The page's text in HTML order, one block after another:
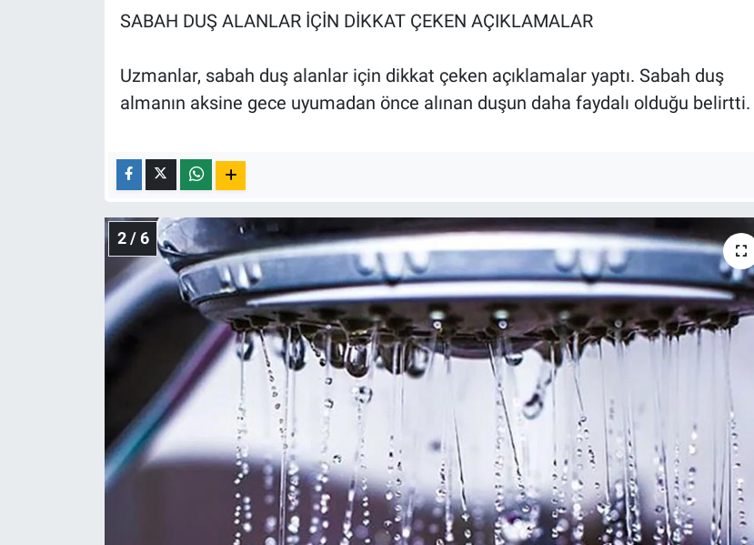
SABAH DUŞ ALANLAR İÇİN DİKKAT ÇEKEN AÇIKLAMALAR
Uzmanlar, sabah duş alanlar için dikkat çeken açıklamalar yaptı. Sabah duş
almanın aksine gece uyumadan önce alınan duşun daha faydalı olduğu belirtti.
2 / 6
Programlar
Türkiye'nin Geleceği
Türkiye'nin Gündemi
Yerel Gündem
Yerel Yaşam